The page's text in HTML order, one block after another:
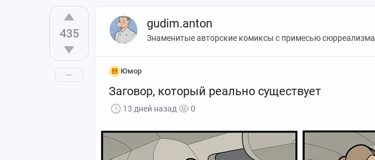
435
gudim.anton
Знаменитые авторские комиксы с примесью сюрреализма
Юмор
Заговор, который реально существует
13 дней назад 0